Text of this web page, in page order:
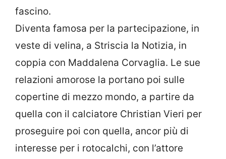
fascino.
Diventa famosa per la partecipazione, in
veste di velina, a Striscia la Notizia, in
coppia con Maddalena Corvaglia. Le sue
relazioni amorose la portano poi sulle
copertine di mezzo mondo, a partire da
quella con il calciatore Christian Vieri per
proseguire poi con quella, ancor più di
interesse per i rotocalchi, con l’attore